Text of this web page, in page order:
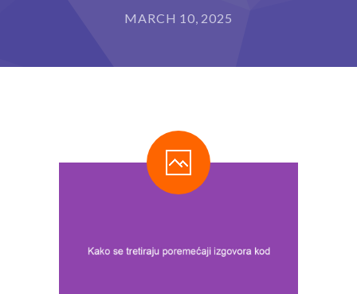
---- Program usvajanja čitanja (IET-Č®)
(IET-M®)
-- Stimulacija razvoja deteta
-- Defektološki tretman
MARCH 10, 2025